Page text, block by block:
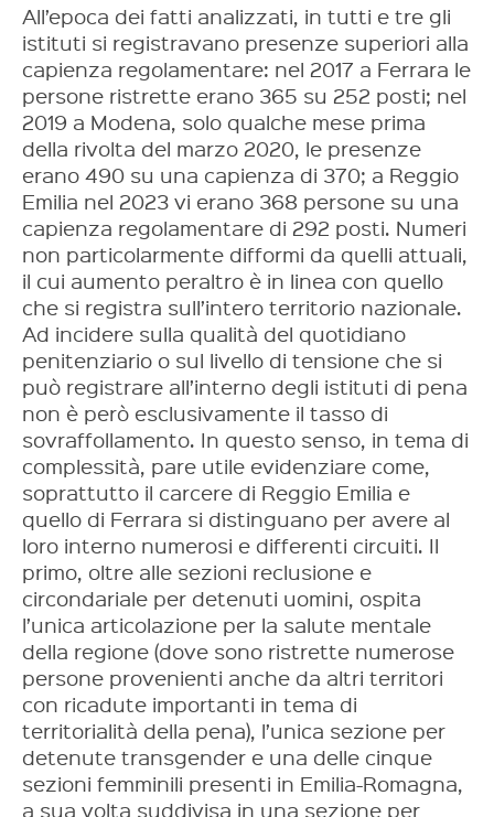
All’epoca dei fatti analizzati, in tutti e tre gli
istituti si registravano presenze superiori alla
capienza regolamentare: nel 2017 a Ferrara le
persone ristrette erano 365 su 252 posti; nel
2019 a Modena, solo qualche mese prima
della rivolta del marzo 2020, le presenze
erano 490 su una capienza di 370; a Reggio
Emilia nel 2023 vi erano 368 persone su una
capienza regolamentare di 292 posti. Numeri
non particolarmente difformi da quelli attuali,
il cui aumento peraltro è in linea con quello
che si registra sull’intero territorio nazionale.
Ad incidere sulla qualità del quotidiano
penitenziario o sul livello di tensione che si
può registrare all’interno degli istituti di pena
non è però esclusivamente il tasso di
sovraffollamento. In questo senso, in tema di
complessità, pare utile evidenziare come,
soprattutto il carcere di Reggio Emilia e
quello di Ferrara si distinguano per avere al
loro interno numerosi e differenti circuiti. Il
primo, oltre alle sezioni reclusione e
circondariale per detenuti uomini, ospita
l’unica articolazione per la salute mentale
della regione (dove sono ristrette numerose
persone provenienti anche da altri territori
con ricadute importanti in tema di
territorialità della pena), l’unica sezione per
detenute transgender e una delle cinque
sezioni femminili presenti in Emilia-Romagna,
a sua volta suddivisa in una sezione per